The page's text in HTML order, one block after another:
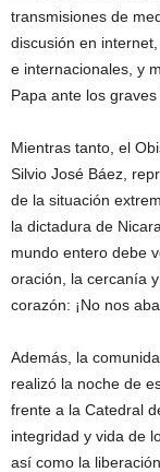
transmisiones de
discusión en
e internacionales, y
Papa ante los
Mientras tanto, el
Silvio José Báez,
de la situación
la dictadura de
mundo entero debe
oración, la cercanía
corazón: ¡No nos
Además, la
realizó la noche de
frente a la Catedral
integridad y vida de
así como la